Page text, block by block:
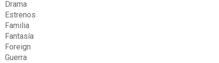
Drama
Estrenos
Familia
Fantasía
Foreign
Guerra